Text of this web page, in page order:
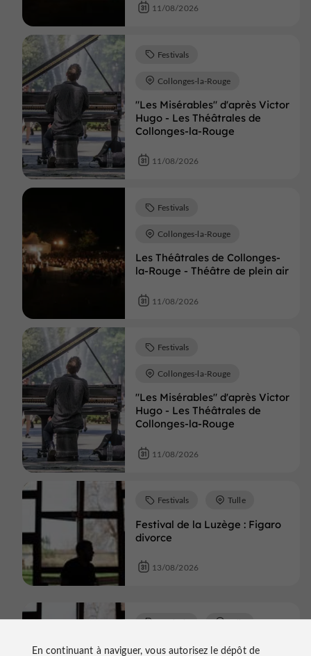
11/08/2026
"Les Misérables" d'après Victor
Hugo - Les Théâtrales de
Collonges-la-Rouge
Festivals
Collonges-la-Rouge
11/08/2026
Les Théâtrales de Collonges-
la-Rouge - Théâtre de plein air
Festivals
Collonges-la-Rouge
11/08/2026
"Les Misérables" d'après Victor
Hugo - Les Théâtrales de
Collonges-la-Rouge
Festivals
Collonges-la-Rouge
11/08/2026
Festival de la Luzège : Figaro
divorce
Festivals Tulle
13/08/2026
Festival de la Luzège : Figaro
Festivals Tulle
En continuant à naviguer, vous autorisez le dépôt de